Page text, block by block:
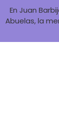
En Juan
Abuelas, la